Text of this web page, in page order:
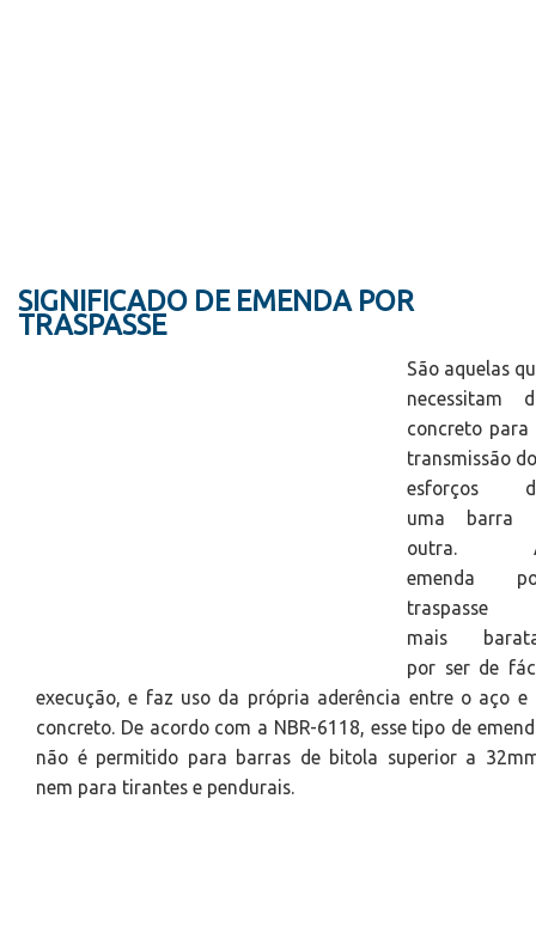
SIGNIFICADO DE EMENDA POR
TRASPASSE
São aquelas
necessitam
concreto para
transmissão
esforços
uma barra
outra.
emenda
traspasse
mais
por ser de
execução, e faz uso da própria aderência entre o aço e
concreto. De acordo com a NBR-6118, esse tipo de
não é permitido para barras de bitola superior a
nem para tirantes e pendurais.